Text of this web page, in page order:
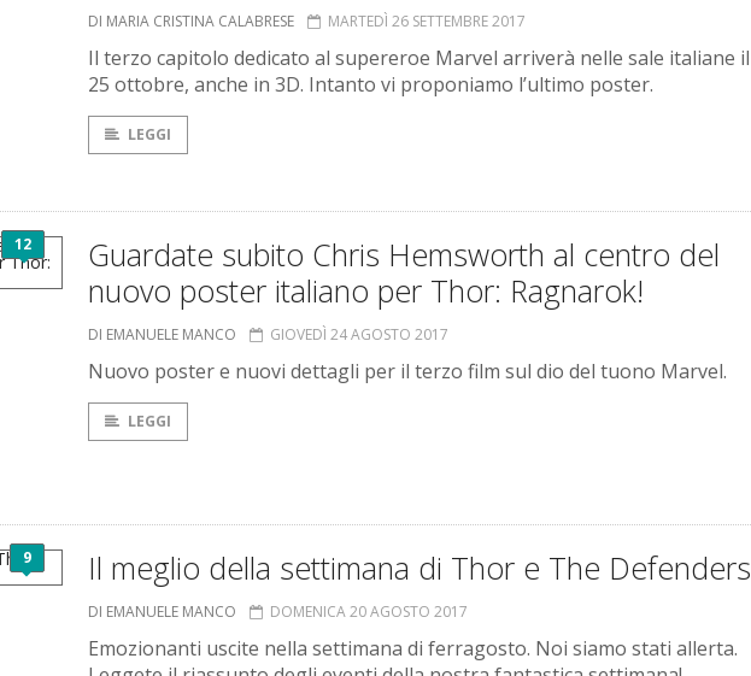
DI MARIA CRISTINA CALABRESE MARTEDÌ 26 SETTEMBRE 2017
Il terzo capitolo dedicato al supereroe Marvel arriverà nelle sale italiane il
25 ottobre, anche in 3D. Intanto vi proponiamo l’ultimo poster.
LEGGI
12
Guardate subito Chris Hemsworth al centro del
nuovo poster italiano per Thor: Ragnarok!
DI EMANUELE MANCO GIOVEDÌ 24 AGOSTO 2017
Nuovo poster e nuovi dettagli per il terzo film sul dio del tuono Marvel.
LEGGI
9 Il meglio della settimana di Thor e The Defenders
DI EMANUELE MANCO DOMENICA 20 AGOSTO 2017
Emozionanti uscite nella settimana di ferragosto. Noi siamo stati allerta.